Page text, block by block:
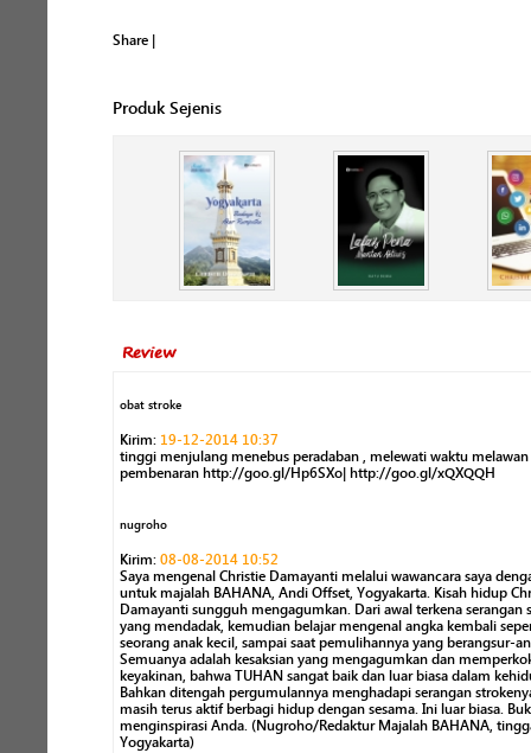
Share |
Produk Sejenis
Review
obat stroke
Kirim: 19-12-2014 10:37
tinggi menjulang menebus peradaban , melewati waktu melawan
pembenaran http://goo.gl/Hp6SXo| http://goo.gl/xQXQQH
nugroho
Kirim: 08-08-2014 10:52
Saya mengenal Christie Damayanti melalui wawancara saya
untuk majalah BAHANA, Andi Offset, Yogyakarta. Kisah hidup
Damayanti sungguh mengagumkan. Dari awal terkena serangan
yang mendadak, kemudian belajar mengenal angka kembali
seorang anak kecil, sampai saat pemulihannya yang berangsur-
Semuanya adalah kesaksian yang mengagumkan dan
keyakinan, bahwa TUHAN sangat baik dan luar biasa dalam
Bahkan ditengah pergumulannya menghadapi serangan
masih terus aktif berbagi hidup dengan sesama. Ini luar biasa.
menginspirasi Anda. (Nugroho/Redaktur Majalah BAHANA,
Yogyakarta)